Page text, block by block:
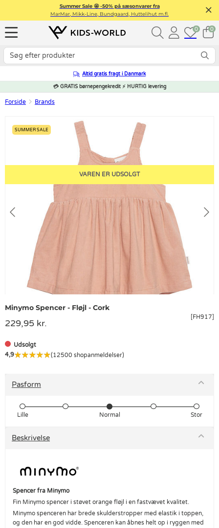
Summer Sale 🤩 -50% på sæsonvarer fra
MarMar, Mikk-Line, Bundgaard, Huttelihut m.fl.
0 0
Altid gratis fragt i Danmark
💳 GRATIS børnepengekredit ⚡ HURTIG levering
Forside Brands
VAREN ER UDSOLGT
SUMMER SALE
Minymo Spencer - Fløjl - Cork
[FH917]
229,95 kr.
Udsolgt
4,9
(12500 shopanmeldelser)
Pasform
Lille Normal Stor
Beskrivelse
Spencer fra Minymo
Fin Minymo spencer i støvet orange fløjl i en fastvævet kvalitet.
Minymo spenceren har brede skulderstropper med elastik i toppen,
og den har en god vidde. Spenceren kan åbnes helt op i ryggen med